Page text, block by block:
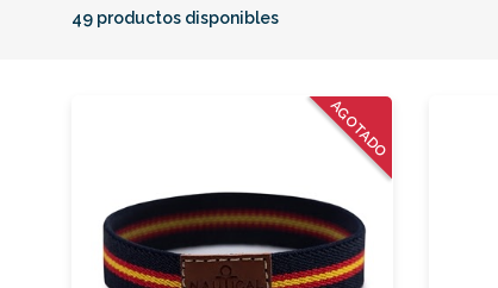
49 productos disponibles
AGOTADO